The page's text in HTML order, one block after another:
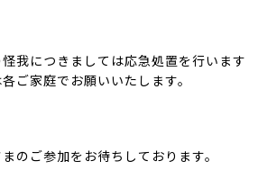
我につきましては応急処置を行います
ご家庭でお願いいたします。
のご参加をお待ちしております。